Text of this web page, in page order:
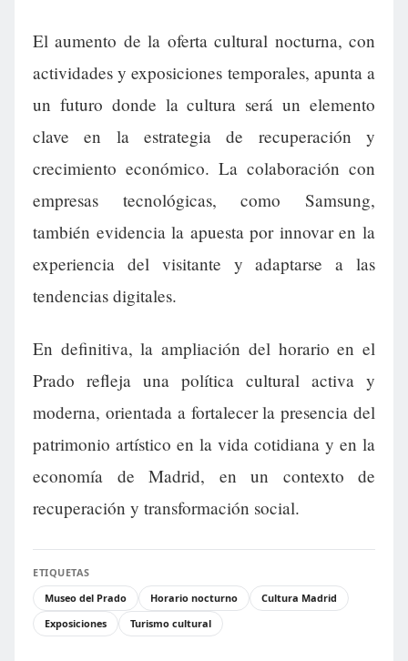
El aumento de la oferta cultural nocturna, con
actividades y exposiciones temporales, apunta a
un futuro donde la cultura será un elemento
clave en la estrategia de recuperación y
crecimiento económico. La colaboración con
empresas tecnológicas, como Samsung,
también evidencia la apuesta por innovar en la
experiencia del visitante y adaptarse a las
tendencias digitales.
En definitiva, la ampliación del horario en el
Prado refleja una política cultural activa y
moderna, orientada a fortalecer la presencia del
patrimonio artístico en la vida cotidiana y en la
economía de Madrid, en un contexto de
recuperación y transformación social.
ETIQUETAS
Museo del Prado
Horario nocturno
Cultura Madrid
Exposiciones
Turismo cultural